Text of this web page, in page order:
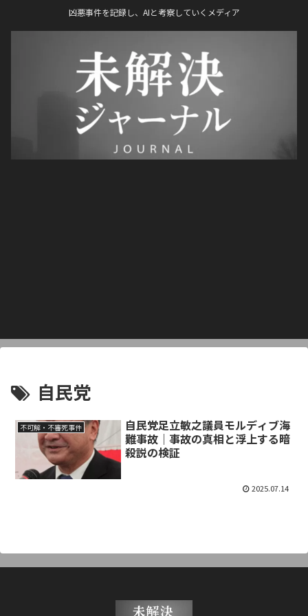
凶悪事件を記録し、AIと考察していくメディア
自民党
不可解・不審死事件
自民党足立敏之議員モルディブ海
難事故｜事故の真相と浮上する暗
殺説の検証
2025.07.14